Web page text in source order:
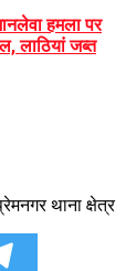
हमला पर
लाठियां जब्त
थाना क्षेत्र